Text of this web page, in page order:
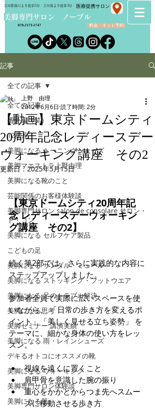
​美脚専門サロン ノーブル
立川駅南口より徒歩5分・立川南より徒歩3分
料金・ネット予約
070-2173-1747
​医療提携サロン
記事
全ての記事
番外編（笑）
12星座
美脚になる トーニングシューズ
美脚マエストラ上野由理
美脚になる靴のこと
芸能関係のお客様体験談
美脚専門サロン salon de consolare サロン・
ド・コン
美脚になる セルフケア製品
こどもの足
美脚になる サンダル・ミュール
美脚になる ストッキング・フットウエア
美脚になる 足のトラブル解決
美脚になる思考
美脚セミナー 講演実績
美脚になる 雨・レインシューズ
デキるオトコにオススメの靴
美脚になる ウォーキング
美脚専門サロン体験談
美脚になる肌
全ての記事
【動画】東京ドームシティ
20周年記念レディースデー
ウォーキング講座 その2
上野 由理
2012年6月6日 読了時間: 2分
更新日：2025年5月15日
【東京ドームシティ20周年記
念 レディースデーウォーキン
グ講座　その2】
続く第2部では、さらに実践的な内容に
ステップアップしました。
参加者全員で実際に広いスペースを使
いながら、 「日常の歩き方を変えるポ
イント」「美しく見せる立ち姿勢」 を
テーマに、細かな身体の使い方をレッ
スン。
視線を遠くに置くこと
肩甲骨を意識した腕の振り
重心をかかとからつま先へスムー
ズに移動させる歩き方